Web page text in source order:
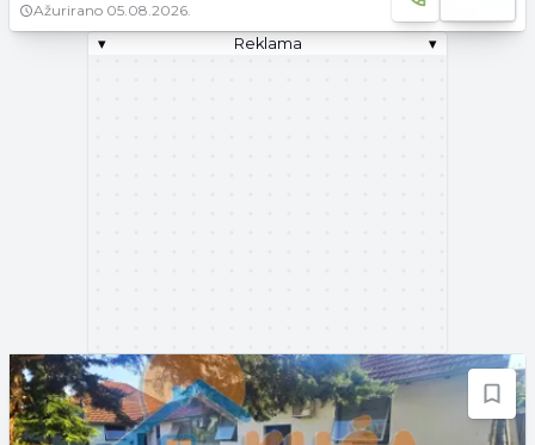
Ažurirano 05.08.2026.
▾
Reklama ▾